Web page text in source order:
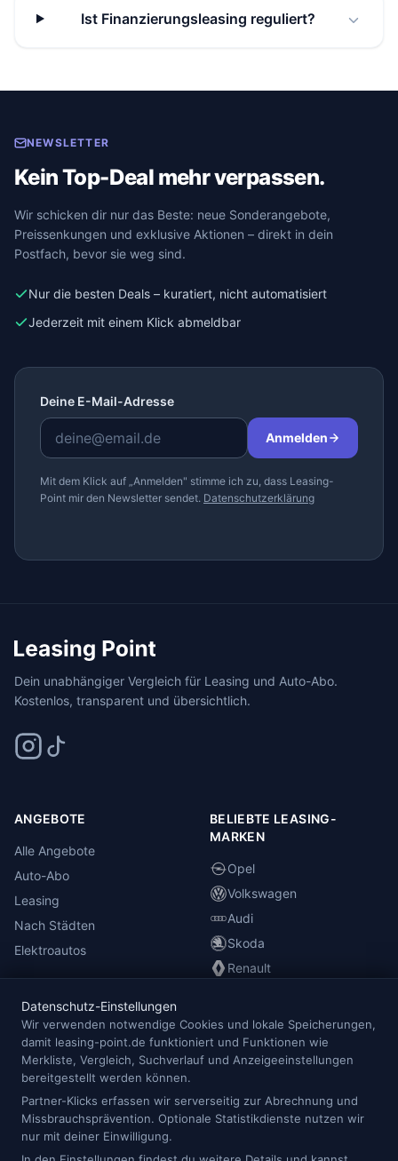
Ist Finanzierungsleasing reguliert?
NEWSLETTER
Kein Top-Deal mehr verpassen.
Wir schicken dir nur das Beste: neue Sonderangebote,
Preissenkungen und exklusive Aktionen – direkt in dein
Postfach, bevor sie weg sind.
Nur die besten Deals – kuratiert, nicht automatisiert
Jederzeit mit einem Klick abmeldbar
Deine E-Mail-Adresse
Anmelden
Mit dem Klick auf „Anmelden" stimme ich zu, dass Leasing-
Point mir den Newsletter sendet. Datenschutzerklärung
Dein unabhängiger Vergleich für Leasing und Auto-Abo.
Kostenlos, transparent und übersichtlich.
ANGEBOTE
Alle Angebote
Auto-Abo
Leasing
Nach Städten
Elektroautos
BELIEBTE LEASING-
MARKEN
Opel
Volkswagen
Audi
Skoda
Renault
INFORMATIONEN
Anbieterübersicht
Blog
Redaktion
Impressum
Datenschutz
Datenschutz-Einstellungen
Wir verwenden notwendige Cookies und lokale Speicherungen,
damit leasing-point.de funktioniert und Funktionen wie
Merkliste, Vergleich, Suchverlauf und Anzeigeeinstellungen
bereitgestellt werden können.
Partner-Klicks erfassen wir serverseitig zur Abrechnung und
Missbrauchsprävention. Optionale Statistikdienste nutzen wir
nur mit deiner Einwilligung.